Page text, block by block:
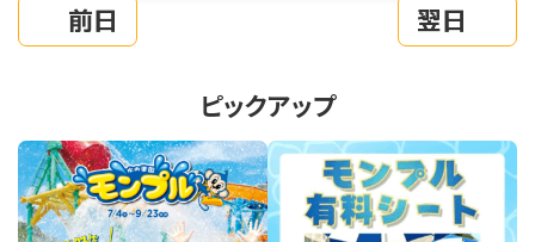
前日 翌日
ピックアップ